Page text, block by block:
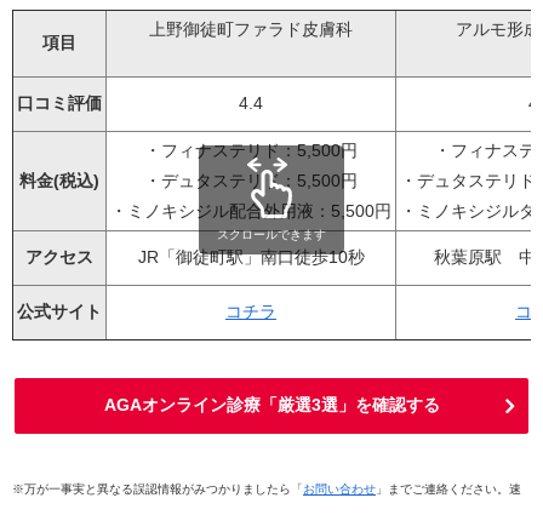
項目
上野御徒町ファラド皮膚科 アルモ形
口コミ評価 4.4
料金(税込)
・フィナステリド：5,500円
・デュタステリド：5,500円
・ミノキシジル配合外用液：5,500円
・フィナス
・デュタステリ
・ミノキシジル
アクセス JR「御徒町駅」南口徒歩10秒 秋葉原駅 中
公式サイト コチラ コ
スクロールできます
AGAオンライン診療「厳選3選」を確認する
※万が一事実と異なる誤認情報がみつかりましたら「お問い合わせ 」までご連絡ください。速